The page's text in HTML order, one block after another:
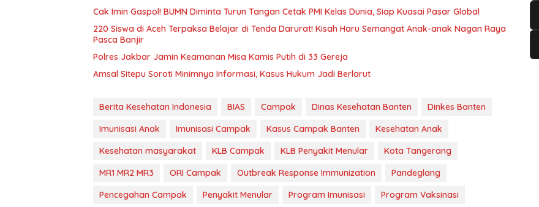
Cak Imin Gaspol! BUMN Diminta Turun Tangan Cetak PMI Kelas Dunia, Siap Kuasai Pasar Global
220 Siswa di Aceh Terpaksa Belajar di Tenda Darurat! Kisah Haru Semangat Anak-anak Nagan Raya
Pasca Banjir
Polres Jakbar Jamin Keamanan Misa Kamis Putih di 33 Gereja
Amsal Sitepu Soroti Minimnya Informasi, Kasus Hukum Jadi Berlarut
Berita Kesehatan Indonesia BIAS Campak Dinas Kesehatan Banten
Dinkes Banten
Imunisasi Anak
Imunisasi Campak Kasus Campak Banten
Kesehatan Anak
Kesehatan masyarakat
KLB Campak KLB Penyakit Menular
Kota Tangerang
MR1 MR2 MR3
ORI Campak Outbreak Response Immunization
Pandeglang
Pencegahan Campak
Penyakit Menular Program Imunisasi
Program Vaksinasi